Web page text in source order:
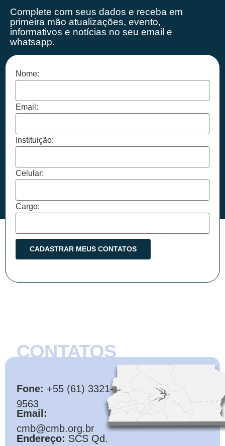
Complete com seus dados e receba em
primeira mão atualizações, evento,
informativos e notícias no seu email e
whatsapp.
Nome:
Email:
Instituição:
Celular:
Cargo:
CONTATOS
Fone: +55 (61) 3321-
9563
Email:
cmb@cmb.org.br
Endereço: SCS Qd.